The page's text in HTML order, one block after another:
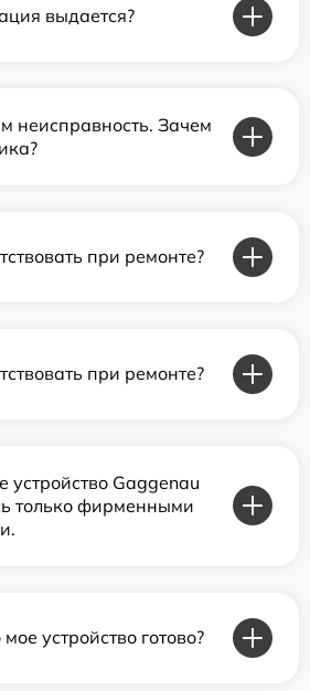
выдается?
неисправность. Зачем
при ремонте?
при ремонте?
устройство Gaggenau
только фирменными
устройство готово?